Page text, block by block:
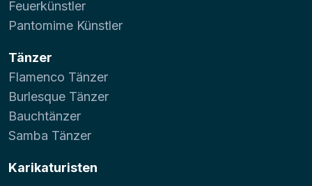
Feuerkünstler
Pantomime Künstler
Tänzer
Flamenco Tänzer
Burlesque Tänzer
Bauchtänzer
Samba Tänzer
Karikaturisten